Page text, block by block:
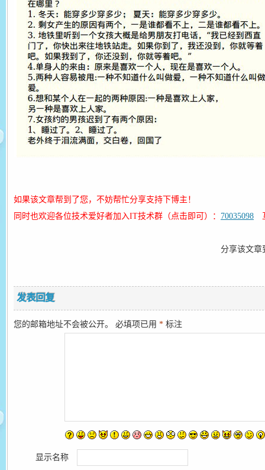
如果该文章帮到了您，不妨帮忙分享支持下博主！
同时也欢迎各位技术爱好者加入IT技术群（点击即可）： 70035098
分享该文章
发表回复
您的邮箱地址不会被公开。 必填项已用 * 标注
显示名称